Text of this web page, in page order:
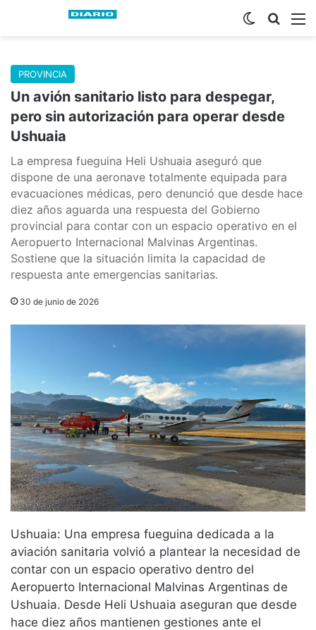
Buscar
Switch skin
PROVINCIA
Un avión sanitario listo para despegar,
pero sin autorización para operar desde
Ushuaia
La empresa fueguina Heli Ushuaia aseguró que
dispone de una aeronave totalmente equipada para
evacuaciones médicas, pero denunció que desde hace
diez años aguarda una respuesta del Gobierno
provincial para contar con un espacio operativo en el
Aeropuerto Internacional Malvinas Argentinas.
Sostiene que la situación limita la capacidad de
respuesta ante emergencias sanitarias.
30 de junio de 2026
Ushuaia: Una empresa fueguina dedicada a la
aviación sanitaria volvió a plantear la necesidad de
contar con un espacio operativo dentro del
Aeropuerto Internacional Malvinas Argentinas de
Ushuaia. Desde Heli Ushuaia aseguran que desde
hace diez años mantienen gestiones ante el